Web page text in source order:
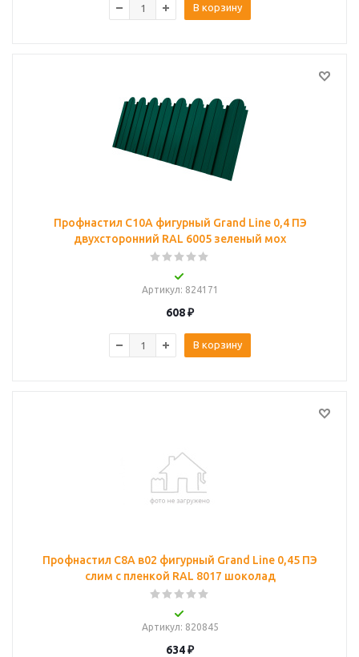
В корзину
Профнастил C10A фигурный Grand Line 0,4 ПЭ
двухсторонний RAL 6005 зеленый мох
Артикул: 824171
608₽
В корзину
Профнастил С8A в02 фигурный Grand Line 0,45 ПЭ
слим с пленкой RAL 8017 шоколад
Артикул: 820845
634₽